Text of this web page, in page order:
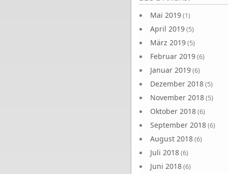
Mai 2019(1)
April 2019(5)
März 2019(5)
Februar 2019(6)
Januar 2019(6)
Dezember 2018(5)
November 2018(5)
Oktober 2018(6)
September 2018(6)
August 2018(6)
Juli 2018(6)
Juni 2018(6)